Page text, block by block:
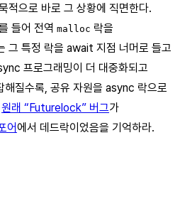
적으로 바로 그 상황에 직면한다.
들어 전역 malloc 락을
그 특정 락을 await 지점 너머로 들고
프로그래밍이 더 대중화되고
질수록, 공유 자원을 async 락으로
원래 “Futurelock” 버그가
어에서 데드락이었음을 기억하라.